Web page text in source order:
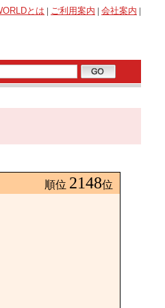
とは | ご利用案内 | 会社案内 |
順位 2148位